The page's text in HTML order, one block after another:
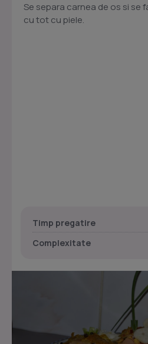
Se separa carnea de os si se
cu tot cu piele.
Timp pregatire
Complexitate